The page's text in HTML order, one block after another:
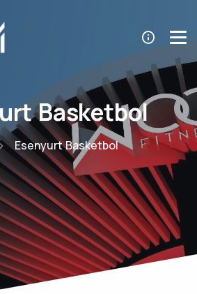
Basketbol
Esenyurt Basketbol